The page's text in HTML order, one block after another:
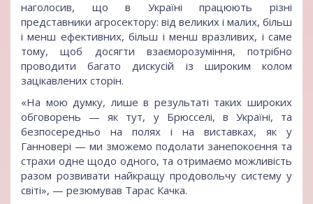
наголосив, що в Україні працюють різні
представники агросектору: від великих і малих, більш
і менш ефективних, більш і менш вразливих, і саме
тому, щоб досягти взаєморозуміння, потрібно
проводити багато дискусій із широким колом
зацікавлених сторін.
«На мою думку, лише в результаті таких широких
обговорень — як тут, у Брюсселі, в Україні, та
безпосередньо на полях і на виставках, як у
Ганновері — ми зможемо подолати занепокоєння та
страхи одне щодо одного, та отримаємо можливість
разом розвивати найкращу продовольчу систему у
світі», — резюмував Тарас Качка.